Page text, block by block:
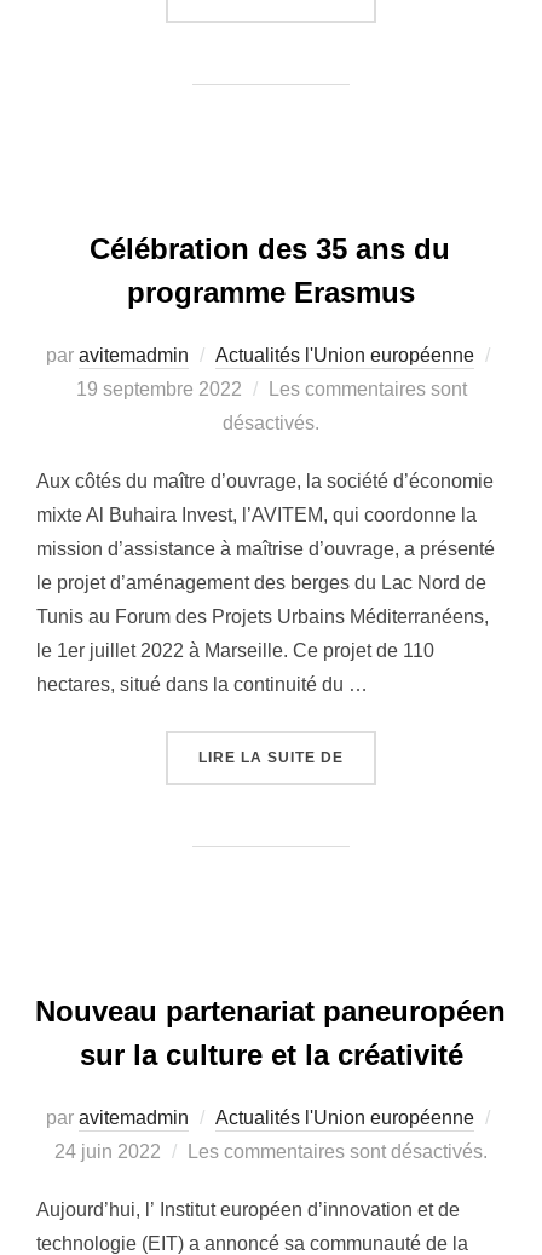
Célébration des 35 ans du
programme Erasmus
par avitemadmin Actualités l'Union européenne
19 septembre 2022
Les commentaires sont
désactivés.
Aux côtés du maître d’ouvrage, la société d’économie
mixte Al Buhaira Invest, l’AVITEM, qui coordonne la
mission d’assistance à maîtrise d’ouvrage, a présenté
le projet d’aménagement des berges du Lac Nord de
Tunis au Forum des Projets Urbains Méditerranéens,
le 1er juillet 2022 à Marseille. Ce projet de 110
hectares, situé dans la continuité du …
LIRE LA SUITE DE
Nouveau partenariat paneuropéen
sur la culture et la créativité
par avitemadmin Actualités l'Union européenne
24 juin 2022 Les commentaires sont désactivés.
Aujourd’hui, l’ Institut européen d’innovation et de
technologie (EIT) a annoncé sa communauté de la